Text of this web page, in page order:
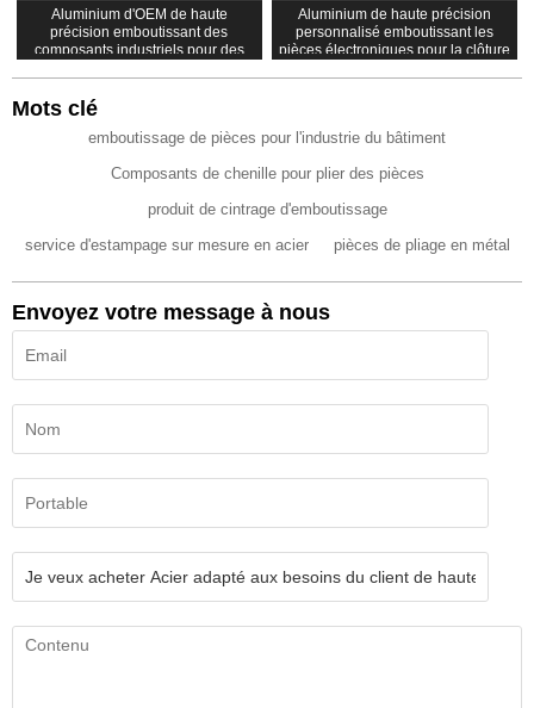
Aluminium d'OEM de haute
précision emboutissant des
composants industriels pour des
Aluminium de haute précision
personnalisé emboutissant les
pièces électroniques pour la clôture
Mots clé
emboutissage de pièces pour l'industrie du bâtiment
Composants de chenille pour plier des pièces
produit de cintrage d'emboutissage
service d'estampage sur mesure en acier
pièces de pliage en métal
Envoyez votre message à nous